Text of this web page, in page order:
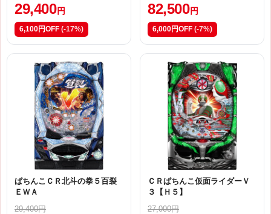
29,400 円
6,100円OFF (-17%)
82,500 円
6,000円OFF (-7%)
ぱちんこＣＲ北斗の拳５百裂
ＥＷＡ
29,400円
ＣＲぱちんこ仮面ライダーＶ
３【Ｈ５】
27,000円